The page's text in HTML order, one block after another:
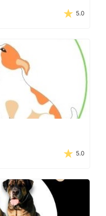
5.0
5.0